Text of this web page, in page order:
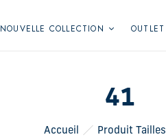
NOUVELLE COLLECTION OUTLET
41
Accueil Produit Tailles